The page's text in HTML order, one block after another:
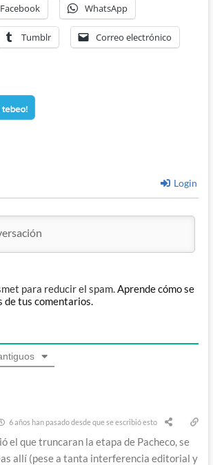
Facebook WhatsApp
Tumblr Correo electrónico
Login
para reducir el spam.Aprende cómo se
de tus comentarios.
6 años han pasado desde que se escribió esto
el que truncaran la etapa de Pacheco, se
allí (pese a tanta interferencia editorial y